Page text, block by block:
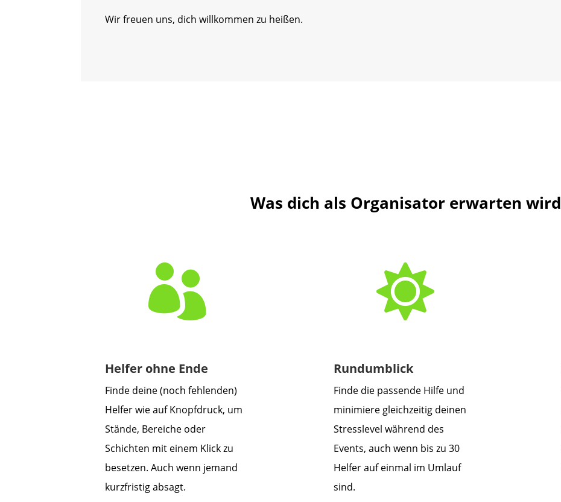
Wir freuen uns, dich willkommen zu heißen.
Was dich als Organisator erwarten wird

Helfer ohne Ende
Finde deine (noch fehlenden)
Helfer wie auf Knopfdruck, um
Stände, Bereiche oder
Schichten mit einem Klick zu
besetzen. Auch wenn jemand
kurzfristig absagt.

Rundumblick
Finde die passende Hilfe und
minimiere gleichzeitig deinen
Stresslevel während des
Events, auch wenn bis zu 30
Helfer auf einmal im Umlauf
sind.